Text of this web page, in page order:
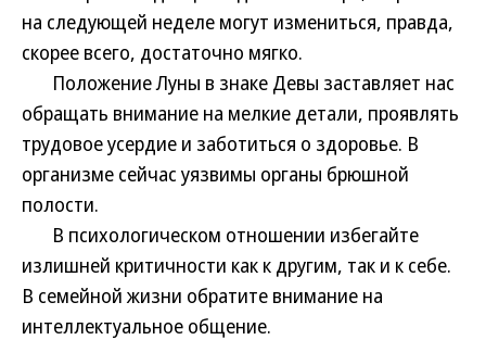
на следующей неделе могут измениться, правда,
скорее всего, достаточно мягко.
Положение Луны в знаке Девы заставляет нас
обращать внимание на мелкие детали, проявлять
трудовое усердие и заботиться о здоровье. В
организме сейчас уязвимы органы брюшной
полости.
В психологическом отношении избегайте
излишней критичности как к другим, так и к себе.
В семейной жизни обратите внимание на
интеллектуальное общение.